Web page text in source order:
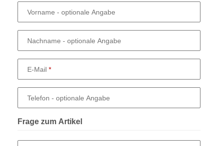
Vorname - optionale Angabe
Nachname - optionale Angabe
E-Mail
Telefon - optionale Angabe
Frage zum Artikel